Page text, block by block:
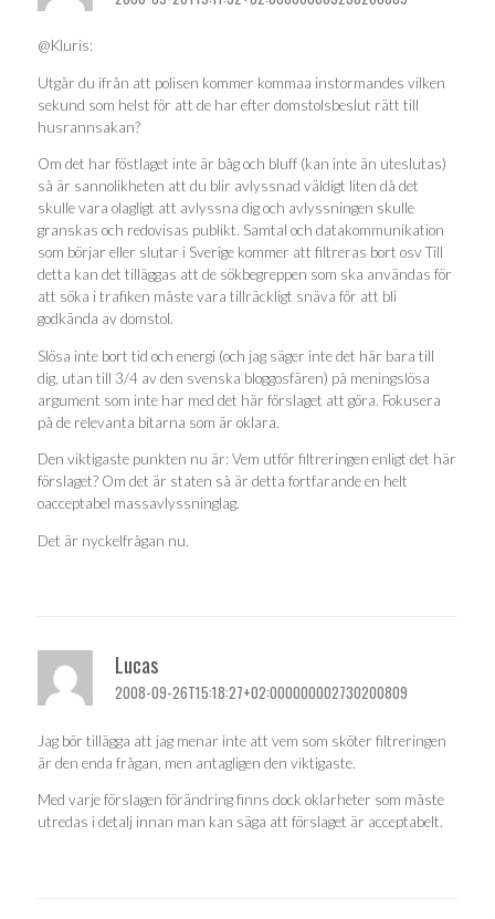
@Kluris:
Utgår du ifrån att polisen kommer kommaa instormandes vilken
sekund som helst för att de har efter domstolsbeslut rätt till
husrannsakan?
Om det har föstlaget inte är båg och bluff (kan inte än uteslutas)
så är sannolikheten att du blir avlyssnad väldigt liten då det
skulle vara olagligt att avlyssna dig och avlyssningen skulle
granskas och redovisas publikt. Samtal och datakommunikation
som börjar eller slutar i Sverige kommer att filtreras bort osv Till
detta kan det tilläggas att de sökbegreppen som ska användas för
att söka i trafiken måste vara tillräckligt snäva för att bli
godkända av domstol.
Slösa inte bort tid och energi (och jag säger inte det här bara till
dig, utan till 3/4 av den svenska bloggosfären) på meningslösa
argument som inte har med det här förslaget att göra. Fokusera
på de relevanta bitarna som är oklara.
Den viktigaste punkten nu är: Vem utför filtreringen enligt det här
förslaget? Om det är staten så är detta fortfarande en helt
oacceptabel massavlyssninglag.
Det är nyckelfrågan nu.
Lucas
2008-09-26T15:18:27+02:000000002730200809
Jag bör tillägga att jag menar inte att vem som sköter filtreringen
är den enda frågan, men antagligen den viktigaste.
Med varje förslagen förändring finns dock oklarheter som måste
utredas i detalj innan man kan säga att förslaget är acceptabelt.